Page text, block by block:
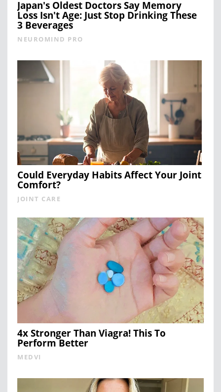
Japan's Oldest Doctors Say Memory
Loss Isn't Age: Just Stop Drinking These
3 Beverages
NEUROMIND PRO
Could Everyday Habits Affect Your Joint
Comfort?
JOINT CARE
4x Stronger Than Viagra! This To
Perform Better
MEDVI